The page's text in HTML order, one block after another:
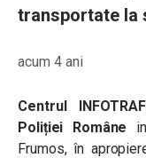
transportate la
acum 4 ani
Centrul
Poliției Române
Frumos, în